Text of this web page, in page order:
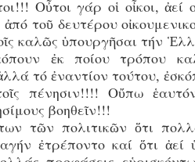
Οὖτοι γάρ οἱ οἶκοι,
τοῦ δευτέρου
καλῶς ὑπουργῆσαι τήν
ἐκ ποίου τρόπου
τό ἐναντίον τούτου,
πένησιν!!!! Οὔπω
βοηθεῖν!!!
τῶν πολιτικῶν ὅτι
ἐτρέποντο καί ὅτι